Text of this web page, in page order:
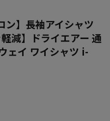
ン】長袖アイシャツ
減】ドライエアー 通
ェイ ワイシャツ i-